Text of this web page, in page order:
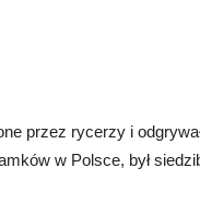
przez rycerzy i
w Polsce, był